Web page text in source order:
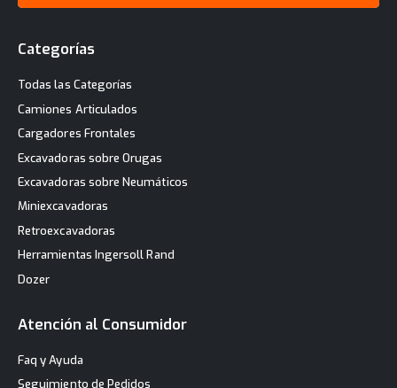
Categorías
Todas las Categorías
Camiones Articulados
Cargadores Frontales
Excavadoras sobre Orugas
Excavadoras sobre Neumáticos
Miniexcavadoras
Retroexcavadoras
Herramientas Ingersoll Rand
Dozer
Atención al Consumidor
Faq y Ayuda
Seguimiento de Pedidos